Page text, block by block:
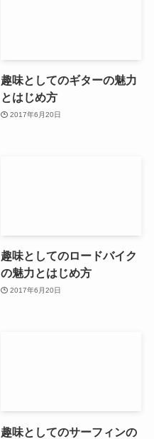
趣味としてのギターの魅力
とはじめ方
2017年6月20日
趣味としてのロードバイク
の魅力とはじめ方
2017年6月20日
趣味としてのサーフィンの